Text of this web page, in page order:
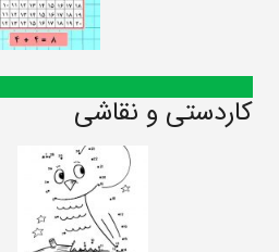
کاردستی و نقاشی